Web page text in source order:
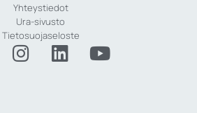
Yhteystiedot
Ura-sivusto
Tietosuojaseloste